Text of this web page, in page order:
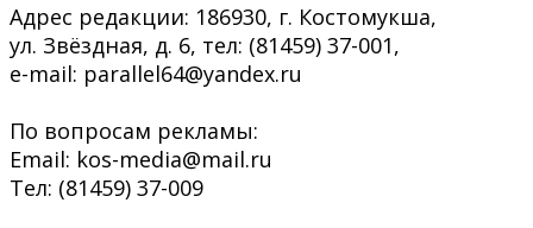
Адрес редакции: 186930, г. Костомукша,
ул. Звёздная, д. 6, тел: (81459) 37-001,
e-mail: parallel64@yandex.ru
По вопросам рекламы:
Email: kos-media@mail.ru
Тел: (81459) 37-009